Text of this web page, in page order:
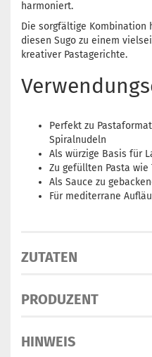
harmoniert.
Die sorgfältige Kombination
diesen Sugo zu einem
kreativer Pastagerichte.
Perfekt zu
Spiralnudeln
Als würzige Basis für
Zu gefüllten Pasta
Als Sauce zu
Für mediterrane
ZUTATEN
PRODUZENT
HINWEIS